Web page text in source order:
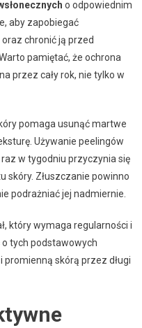
o odpowiednim
aby zapobiegać
chronić ją przed
pamiętać, że ochrona
przez cały rok, nie tylko w
pomaga usunąć martwe
Używanie peelingów
w tygodniu przyczynia się
skóry. Złuszczanie powinno
podrażniać jej nadmiernie.
który wymaga regularności i
tych podstawowych
promienną skórą przez długi